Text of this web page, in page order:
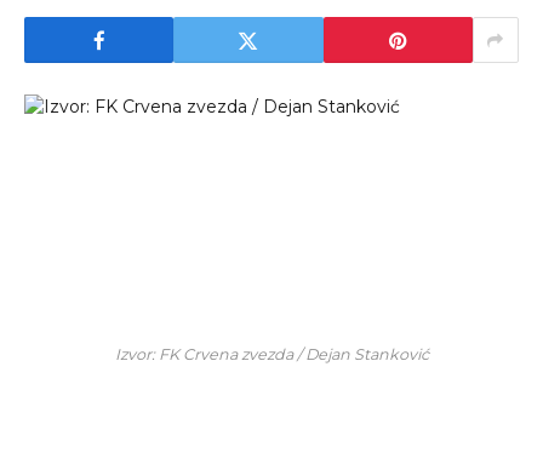
Izvor: FK Crvena zvezda / Dejan Stanković